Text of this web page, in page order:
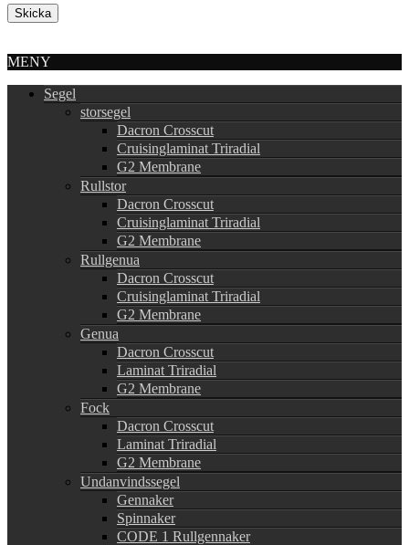
MENY
Segel
storsegel
Dacron Crosscut
Cruisinglaminat Triradial
G2 Membrane
Rullstor
Dacron Crosscut
Cruisinglaminat Triradial
G2 Membrane
Rullgenua
Dacron Crosscut
Cruisinglaminat Triradial
G2 Membrane
Genua
Dacron Crosscut
Laminat Triradial
G2 Membrane
Fock
Dacron Crosscut
Laminat Triradial
G2 Membrane
Undanvindssegel
Gennaker
Spinnaker
CODE 1 Rullgennaker